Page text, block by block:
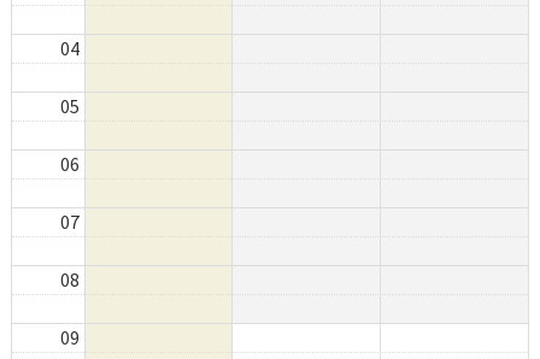
04
05
06
07
08
09